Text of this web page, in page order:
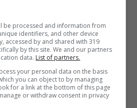
Colonia, gli
quello che tra i padroni di
numero di tackle – in
giocati – in questa
be processed and information from
identifiers, and other device
accessed by and shared with 319
by this site. We and our partners
data. List of partners.
your personal data on the basis
you can object to by managing
for a link at the bottom of this page
or withdraw consent in privacy